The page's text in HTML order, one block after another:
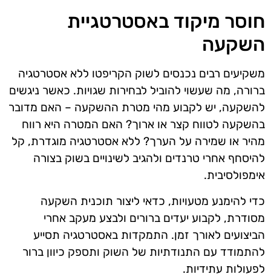
חוסר מיקוד באסטרטגיית
השקעה
משקיעים רבים נכנסים לשוק הקריפטו ללא אסטרטגיה
ברורה, מה שעשוי להוביל לבחירות שגויות. כאשר ניגשים
להשקעה, יש לקבוע מהי מטרת ההשקעה – האם מדובר
בהשקעה לטווח קצר או ארוך? האם המטרה היא רווח
מהיר או שמירה על הערך? ללא אסטרטגיה מוגדרת, קל
להיסחף אחרי טרנדים ולהגיב לשינויים בשוק בצורה
אימפולסיבית.
כדי להימנע מטעויות, כדאי ליצור תוכנית השקעה
מסודרת, לקבוע יעדים ברורים ולבצע מעקב אחרי
הביצועים לאורך זמן. התמקדות באסטרטגיה תסייע
להתמודד עם התנודתיות של השוק ותספק כיוון ברור
לפעולות עתידיות.